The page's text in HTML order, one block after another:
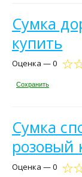
Сумка
купить
Оценка — 0
Сохранить
Сумка
розовый
Оценка — 0